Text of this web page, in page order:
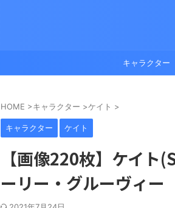
キャラクター
HOME >キャラクター >ケイト >
キャラクター ケイト
【画像220枚】ケイト
ーリー・グルーヴィー